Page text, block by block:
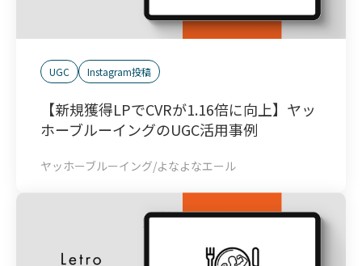
UGC Instagram投稿
【新規獲得LPでCVRが1.16倍に向上】ヤッ
ホーブルーイングのUGC活用事例
ヤッホーブルーイング/よなよなエール